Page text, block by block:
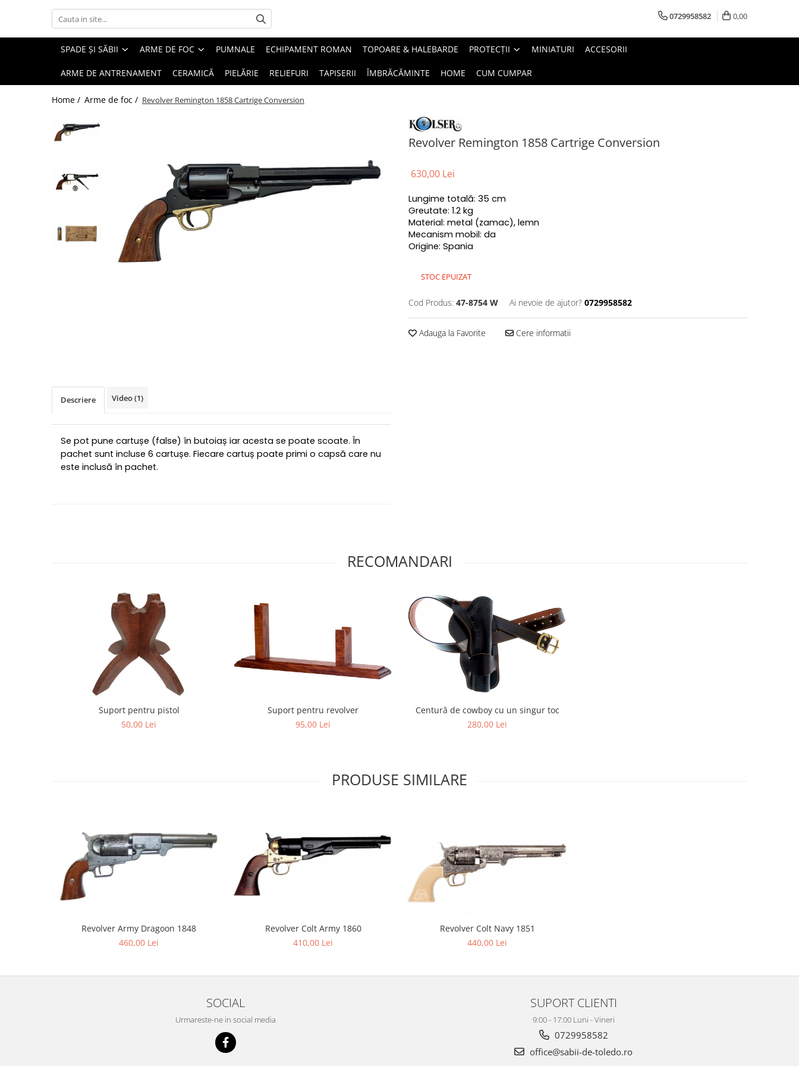
Spade și săbii
Spade damaschinate
Spade battle-ready
Spade templiere
Arme de foc
Western
Protecții
Coifuri
Armuri întregi
0729958582 0,00
SPADE ȘI SĂBII ARME DE FOC PUMNALE ECHIPAMENT ROMAN TOPOARE & HALEBARDE PROTECȚII MINIATURI ACCESORII
ARME DE ANTRENAMENT CERAMICĂ PIELĂRIE RELIEFURI TAPISERII ÎMBRĂCĂMINTE HOME CUM CUMPAR
Home / Arme de foc / Revolver Remington 1858 Cartrige Conversion
Revolver Remington 1858 Cartrige Conversion
630,00 Lei
Lungime totală: 35 cm
Greutate: 1.2 kg
Material: metal (zamac), lemn
Mecanism mobil: da
Origine: Spania
STOC EPUIZAT
Cod Produs: 47-8754 W Ai nevoie de ajutor? 0729958582
Adauga la Favorite Cere informatii
Descriere Video(1)
Se pot pune cartușe (false) în butoiaș iar acesta se poate scoate. În
pachet sunt incluse 6 cartușe. Fiecare cartuș poate primi o capsă care nu
este inclusă în pachet.
RECOMANDARI
Suport pentru pistol
50,00 Lei
Suport pentru revolver
95,00 Lei
Centură de cowboy cu un singur toc
280,00 Lei
PRODUSE SIMILARE
Revolver Army Dragoon 1848
460,00 Lei
Revolver Colt Army 1860
410,00 Lei
Revolver Colt Navy 1851
440,00 Lei
SOCIAL
Urmareste-ne in social media
SUPORT CLIENTI
9:00 - 17:00 Luni - Vineri
0729958582
office@sabii-de-toledo.ro